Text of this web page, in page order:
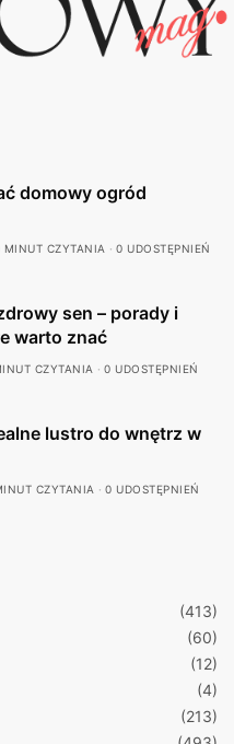
domowy ogród
MINUT CZYTANIA 0 UDOSTĘPNIEŃ
sen – porady i
warto znać
CZYTANIA 0 UDOSTĘPNIEŃ
lustro do wnętrz w
CZYTANIA 0 UDOSTĘPNIEŃ
(413)
(60)
(12)
(4)
(213)